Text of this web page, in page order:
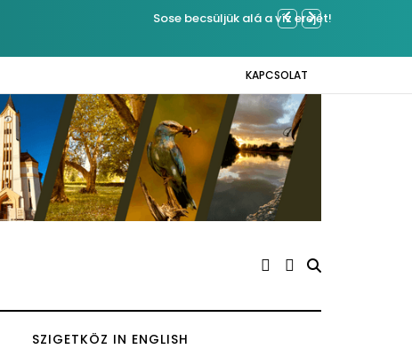
Ferenc
KAPCSOLAT
SZIGETKÖZ IN ENGLISH